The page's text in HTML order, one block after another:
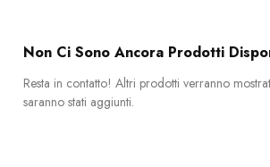
Non Ci Sono Ancora Prodotti
Resta in contatto! Altri prodotti verranno
saranno stati aggiunti.